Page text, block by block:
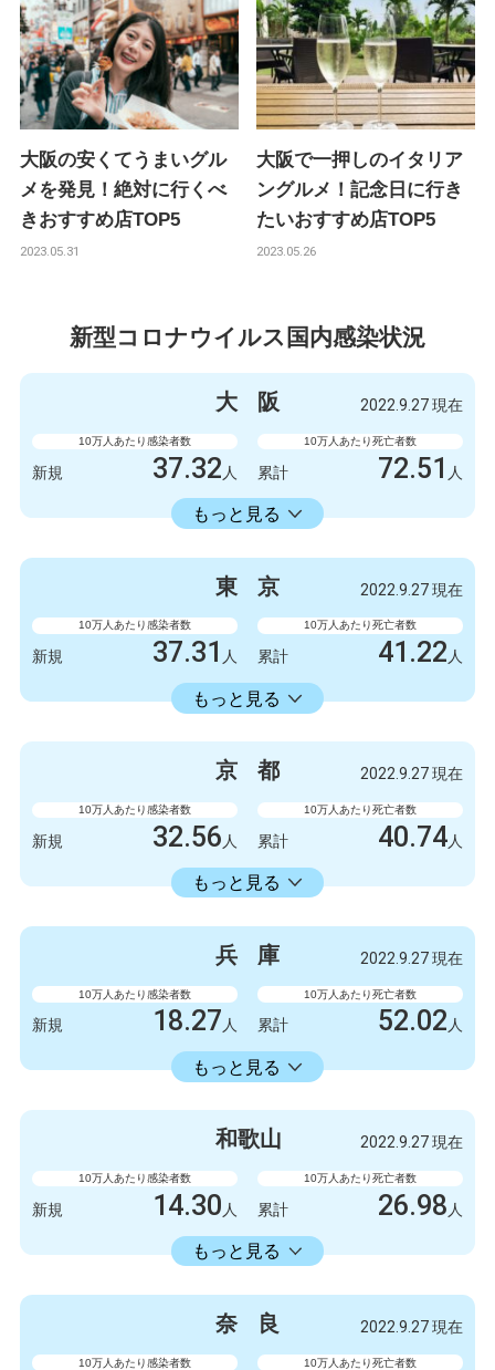
大阪の安くてうまいグル
メを発見！絶対に行くべ
きおすすめ店TOP5
2023.05.31
大阪で一押しのイタリア
ングルメ！記念日に行き
たいおすすめ店TOP5
2023.05.26
新型コロナウイルス国内感染状況
大 阪 2022.9.27 現在
10万人あたり感染者数
新規 37.32 人
10万人あたり死亡者数
累計 72.51 人
もっと見る
23598.73人
3300人 新規
2086723 6412
東 京 2022.9.27 現在
10万人あたり感染者数
新規 37.31 人
10万人あたり死亡者数
累計 41.22 人
もっと見る
22429.74人
5247人 新規
5798
京 都 2022.9.27 現在
10万人あたり感染者数
新規 32.56 人
10万人あたり死亡者数
累計 40.74人
もっと見る
18413.86人
840人 新規
475063 1051
兵 庫 2022.9.27 現在
10万人あたり感染者数
新規 18.27 人
10万人あたり死亡者数
累計 52.02 人
もっと見る
18353.34人
999人 新規
1003778 2845
和歌山 2022.9.27 現在
10万人あたり感染者数
新規 14.30 人
10万人あたり死亡者数
累計 26.98 人
もっと見る
14336.11人
人 新規
132327 249
奈 良 2022.9.27 現在
10万人あたり感染者数 10万人あたり死亡者数